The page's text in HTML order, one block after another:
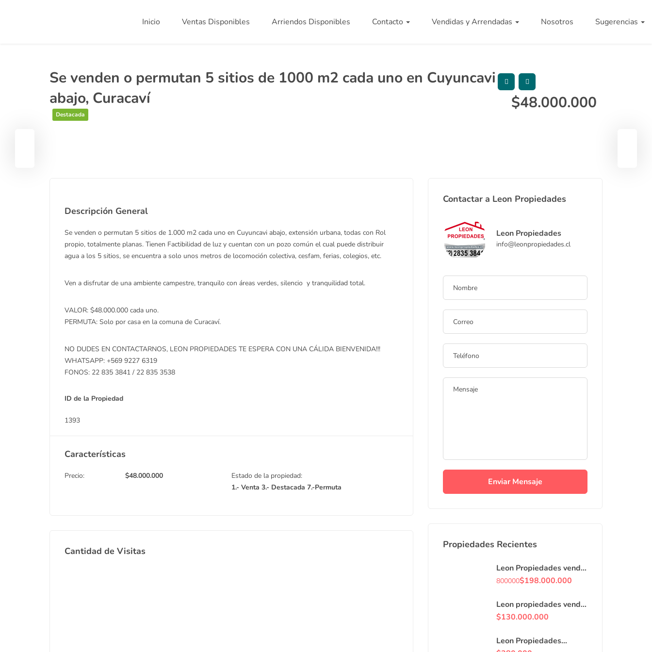
Inicio Ventas Disponibles Arriendos Disponibles Contacto Vendidas y Arrendadas Nosotros Sugerencias
Se venden o permutan 5 sitios de 1000 m2 cada uno en Cuyuncavi
abajo, Curacaví
Destacada
$48.000.000
Descripción General
Se venden o permutan 5 sitios de 1.000 m2 cada uno en Cuyuncavi abajo, extensión urbana, todas con Rol
propio, totalmente planas. Tienen Factibilidad de luz y cuentan con un pozo común el cual puede distribuir
agua a los 5 sitios, se encuentra a solo unos metros de locomoción colectiva, cesfam, ferias, colegios, etc.
Ven a disfrutar de una ambiente campestre, tranquilo con áreas verdes, silencio y tranquilidad total.
VALOR: $48.000.000 cada uno.
PERMUTA: Solo por casa en la comuna de Curacaví.
NO DUDES EN CONTACTARNOS, LEON PROPIEDADES TE ESPERA CON UNA CÁLIDA BIENVENIDA!!!
WHATSAPP: +569 9227 6319
FONOS: 22 835 3841 / 22 835 3538
ID de la Propiedad
1393
Características
Precio: $48.000.000
Estado de la propiedad:
1.- Venta 3.- Destacada 7.-Permuta
Cantidad de Visitas
Contactar a Leon Propiedades
Leon Propiedades
info@leonpropiedades.cl
Enviar Mensaje
Propiedades Recientes
Leon Propiedades vende
o arrienda con
compraventa, casa en
Curacaví centro.
800000$198.000.000
Leon propiedades vende
casa en villa, Curacaví
$130.000.000
Leon Propiedades